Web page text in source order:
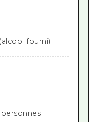
fourni)
personnes